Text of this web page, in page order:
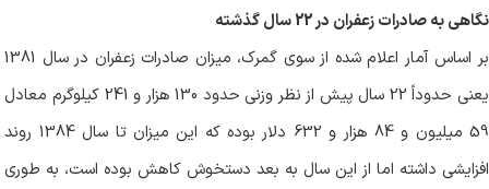
نگاهی به صادرات زعفران در 22 سال گذشته
بر اساس آمار اعلام شده از سوی گمرک، میزان صادرات زعفران در سال 1381
یعنی حدوداً 22 سال پیش از نظر وزنی حدود 130 هزار و 241 کیلوگرم معادل
59 میلیون و 84 هزار و 632 دلار بوده که این میزان تا سال 1384 روند
افزایشی داشته اما از این سال به بعد دستخوش کاهش بوده است، به طوری